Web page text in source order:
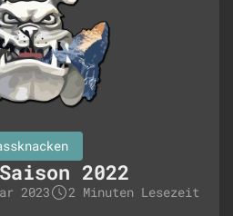
2022
2023 2 Minuten Lesezeit